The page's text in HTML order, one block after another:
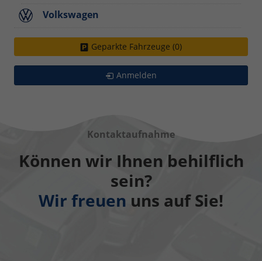
Volkswagen
Geparkte Fahrzeuge (0)
Anmelden
Kontaktaufnahme
Können wir Ihnen behilflich
sein?
Wir freuen uns auf Sie!